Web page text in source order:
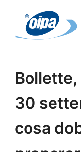
contenuto
30
cosa